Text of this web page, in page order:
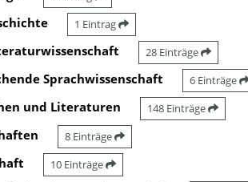
1 Eintrag
28 Einträge
Sprachwissenschaft 6 Einträge
und Literaturen 148 Einträge
8 Einträge
10 Einträge